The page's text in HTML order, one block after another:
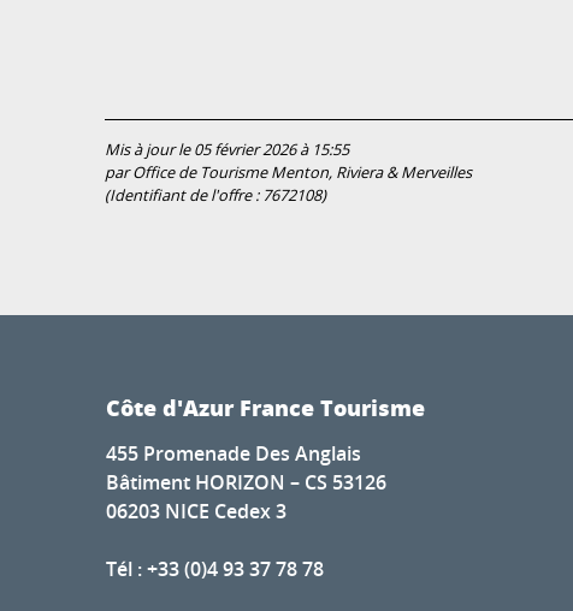
Mis à jour le 05 février 2026 à 15:55
par Office de Tourisme Menton, Riviera & Merveilles
(Identifiant de l'offre : 7672108)
Côte d'Azur France Tourisme
455 Promenade Des Anglais
Bâtiment HORIZON – CS 53126
06203 NICE Cedex 3
Tél : +33 (0)4 93 37 78 78